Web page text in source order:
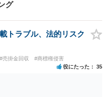
グ
トラブル、法的リスク
#売掛金回収 #商標権侵害
役にたった 35